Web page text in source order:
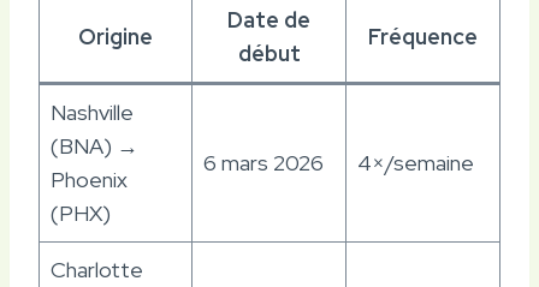
Origine
Date de
début
Fréquence
Nashville
(BNA) →
Phoenix
(PHX)
6 mars 2026 4×/semaine
Charlotte